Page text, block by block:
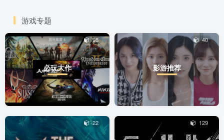
游戏专题
必玩大作
98
影游推荐
40
22 129